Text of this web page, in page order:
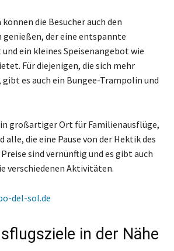
die Besucher auch den
der eine entspannte
ein kleines Speisenangebot wie
Für diejenigen, die sich mehr
es auch ein Bungee-Trampolin und
großartiger Ort für Familienausflüge,
die eine Pause von der Hektik des
sind vernünftig und es gibt auch
verschiedenen Aktivitäten.
del-sol.de
in der Nähe